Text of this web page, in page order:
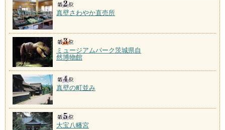
真壁さわやか直売所
ミュージアムパーク茨城県自
然博物館
真壁の町並み
大宝八幡宮